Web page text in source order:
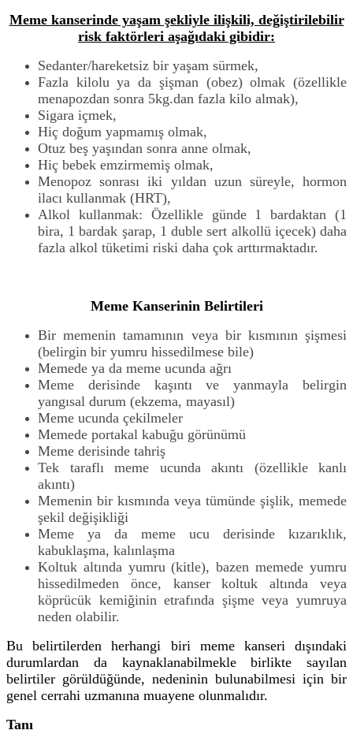
Meme kanserinde yaşam şekliyle ilişkili, değiştirilebilir
risk faktörleri aşağıdaki gibidir:
Sedanter/hareketsiz bir yaşam sürmek,
Fazla kilolu ya da şişman (obez) olmak (özellikle
menapozdan sonra 5kg.dan fazla kilo almak),
Sigara içmek,
Hiç doğum yapmamış olmak,
Otuz beş yaşından sonra anne olmak,
Hiç bebek emzirmemiş olmak,
Menopoz sonrası iki yıldan uzun süreyle, hormon
ilacı kullanmak (HRT),
Alkol kullanmak: Özellikle günde 1 bardaktan (1
bira, 1 bardak şarap, 1 duble sert alkollü içecek) daha
fazla alkol tüketimi riski daha çok arttırmaktadır.
Meme Kanserinin Belirtileri
Bir memenin tamamının veya bir kısmının şişmesi
(belirgin bir yumru hissedilmese bile)
Memede ya da meme ucunda ağrı
Meme derisinde kaşıntı ve yanmayla belirgin
yangısal durum (ekzema, mayasıl)
Meme ucunda çekilmeler
Memede portakal kabuğu görünümü
Meme derisinde tahriş
Tek taraflı meme ucunda akıntı (özellikle kanlı
akıntı)
Memenin bir kısmında veya tümünde şişlik, memede
şekil değişikliği
Meme ya da meme ucu derisinde kızarıklık,
kabuklaşma, kalınlaşma
Koltuk altında yumru (kitle), bazen memede yumru
hissedilmeden önce, kanser koltuk altında veya
köprücük kemiğinin etrafında şişme veya yumruya
neden olabilir.
Bu belirtilerden herhangi biri meme kanseri dışındaki
durumlardan da kaynaklanabilmekle birlikte sayılan
belirtiler görüldüğünde, nedeninin bulunabilmesi için bir
genel cerrahi uzmanına muayene olunmalıdır.
Tanı